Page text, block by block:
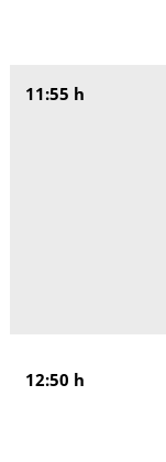
11:55 h
12:50 h